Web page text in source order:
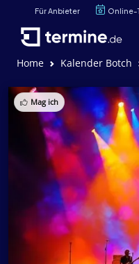
Für Anbieter Online-
Home Kalender Botch
Mag ich